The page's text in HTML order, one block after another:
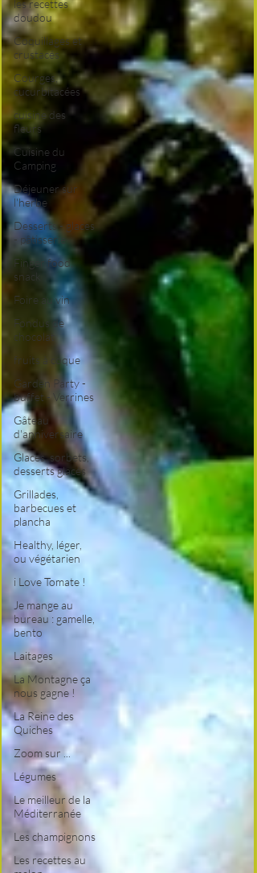
les recettes
doudou
Coquillages et
crustacés
Courges,
cucurbitacées
cuisine des
fleurs
Cuisine du
Camping
Déjeuner sur
l'herbe
Desserts - glaces
- pâtisserie
Finger food,
snack
Foire au vin
Fondus de
chocolat
fruits à coque
Garden Party -
buffet - Verrines
Gâteau
d'anniversaire
Glaces, sorbets,
desserts glacés
Grillades,
barbecues et
plancha
Healthy, léger,
ou végétarien
i Love Tomate !
Je mange au
bureau : gamelle,
bento
Laitages
La Montagne ça
nous gagne !
La Reine des
Quiches
Zoom sur ...
Légumes
Le meilleur de la
Méditerranée
Les champignons
Les recettes au